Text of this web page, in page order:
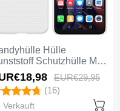
Hülle
Schutzhülle Matt
Huawei Mate 20 Lite
98 EUR€29,95
(16)
Verkauft